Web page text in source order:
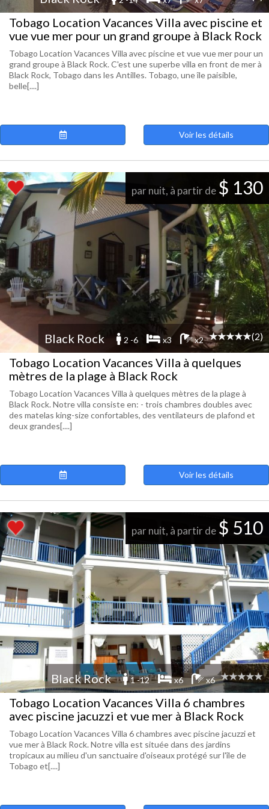
Tobago Location Vacances Villa avec piscine et
vue vue mer pour un grand groupe à Black Rock
Tobago Location Vacances Villa avec piscine et vue vue mer pour un
grand groupe à Black Rock. C'est une superbe villa en front de mer à
Black Rock, Tobago dans les Antilles. Tobago, une île paisible,
belle[....]
Voir les détails
par nuit, à partir de $ 130
Black Rock 2 -6 x3 x2 (2)
Tobago Location Vacances Villa à quelques
mètres de la plage à Black Rock
Tobago Location Vacances Villa à quelques mètres de la plage à
Black Rock. Notre villa consiste en: - trois chambres doubles avec
des matelas king-size confortables, des ventilateurs de plafond et
deux grandes[....]
Voir les détails
par nuit, à partir de $ 510
Black Rock 1 -12 x6 x6
Tobago Location Vacances Villa 6 chambres
avec piscine jacuzzi et vue mer à Black Rock
Tobago Location Vacances Villa 6 chambres avec piscine jacuzzi et
vue mer à Black Rock. Notre villa est située dans des jardins
tropicaux au milieu d'un sanctuaire d'oiseaux protégé sur l'île de
Tobago et[....]